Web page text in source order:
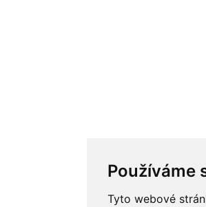
Používáme
Tyto webové